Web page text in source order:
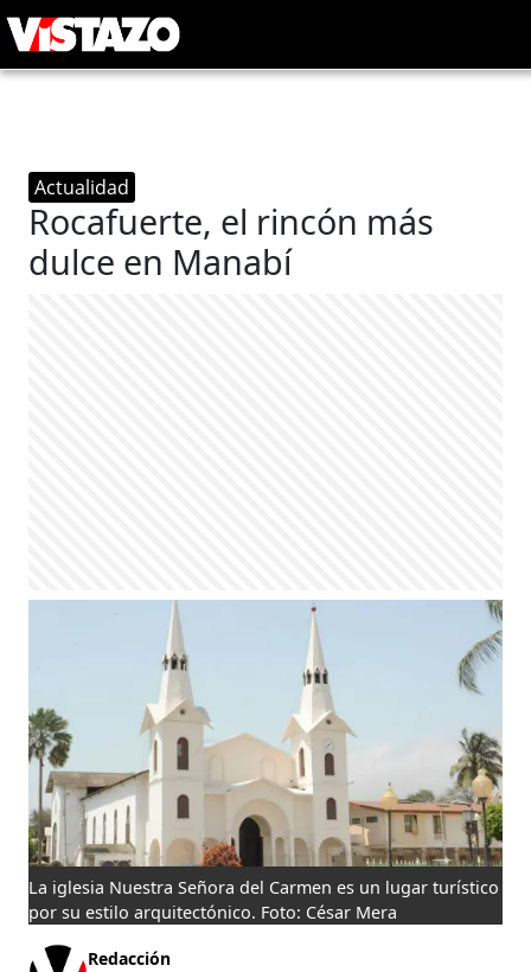
Actualidad
Rocafuerte, el rincón más
dulce en Manabí
La iglesia Nuestra Señora del Carmen es un lugar turístico
por su estilo arquitectónico. Foto: César Mera
Redacción